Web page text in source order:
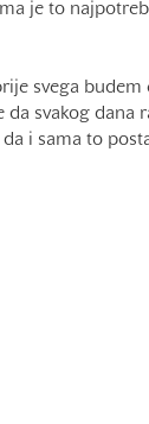
je to
svega
svakog
i sama to